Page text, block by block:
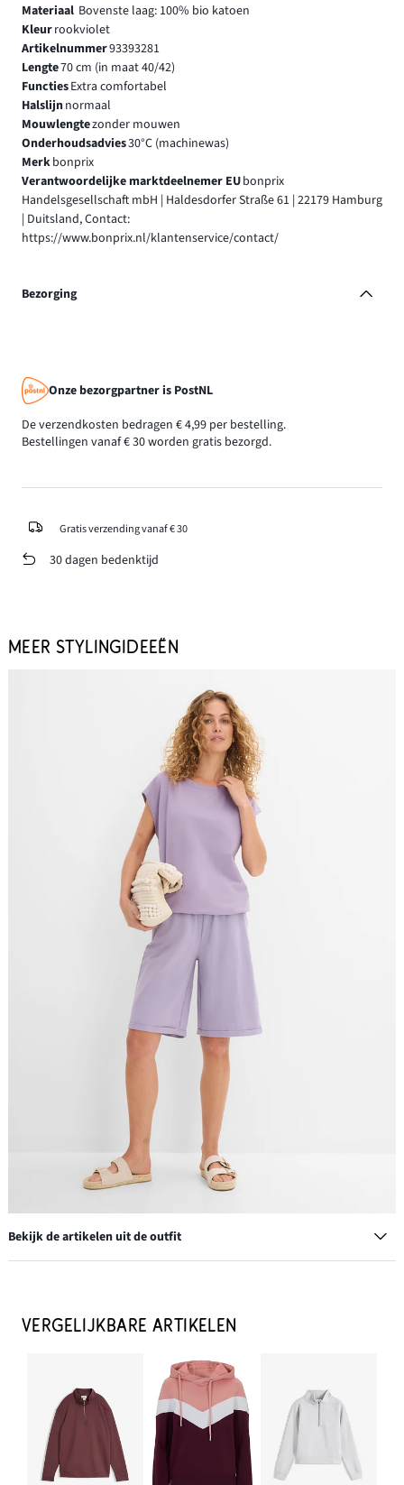
Materiaal Bovenste laag: 100% bio katoen
Kleurrookviolet
Artikelnummer93393281
Lengte70 cm (in maat 40/42)
FunctiesExtra comfortabel
Halslijnnormaal
Mouwlengtezonder mouwen
Onderhoudsadvies30°C (machinewas)
Merkbonprix
Verantwoordelijke marktdeelnemer EUbonprix
Handelsgesellschaft mbH | Haldesdorfer Straße 61 | 22179 Hamburg
| Duitsland, Contact:
https://www.bonprix.nl/klantenservice/contact/
Bezorging
Onze bezorgpartner is PostNL
De verzendkosten bedragen € 4,99 per bestelling.
Bestellingen vanaf € 30 worden gratis bezorgd.
Gratis verzending vanaf € 30
30 dagen bedenktijd
MEER STYLINGIDEEËN
Bekijk de artikelen uit de outfit
€ 22,99
IN WINKELMANDJE
Stoffen shopper met gestructureerd patroon
€ 26,99
IN WINKELMANDJE
Oorstekers met bloemmotief
VERGELIJKBARE ARTIKELEN